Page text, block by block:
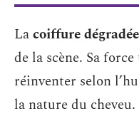
Lacoiffure dégradée
de la scène. Sa
réinventer selon
la nature du